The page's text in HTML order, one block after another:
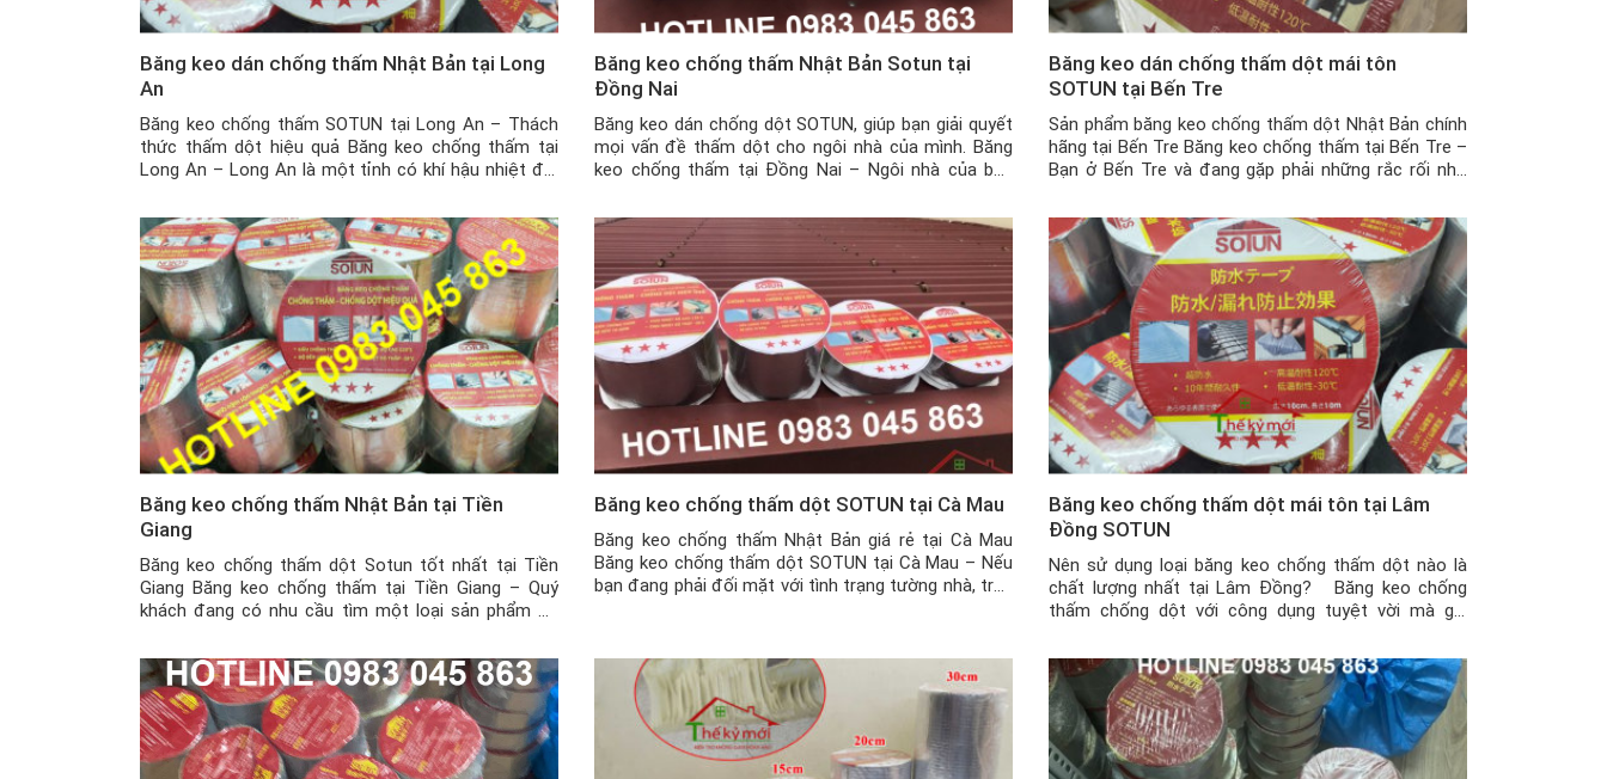
Băng keo dán chống thấm Nhật Bản tại Long
An
Băng keo chống thấm SOTUN tại Long An – Thách
thức thấm dột hiệu quả Băng keo chống thấm tại
Long An – Long An là một tỉnh có khí hậu nhiệt đới
biệt là trong mùa mưa, với những ngôi nhà đã […]
Băng keo chống thấm Nhật Bản Sotun tại
Đồng Nai
Băng keo dán chống dột SOTUN, giúp bạn giải quyết
mọi vấn đề thấm dột cho ngôi nhà của mình. Băng
keo chống thấm tại Đồng Nai – Ngôi nhà của bạn
nhà, mái tôn có những vết thủng nhỏ hay khe hở […]
Băng keo dán chống thấm dột mái tôn
SOTUN tại Bến Tre
Sản phẩm băng keo chống thấm dột Nhật Bản chính
hãng tại Bến Tre Băng keo chống thấm tại Bến Tre –
Bạn ở Bến Tre và đang gặp phải những rắc rối như
hại, ẩm mốc nhà cửa khi trời mưa kéo dài, […]
Băng keo chống thấm Nhật Bản tại Tiền
Giang
Băng keo chống thấm dột Sotun tốt nhất tại Tiền
Giang Băng keo chống thấm tại Tiền Giang – Quý
khách đang có nhu cầu tìm một loại sản phẩm có
tường xi măng, mái tôn hay đường ống nước, … thì
không […]
Băng keo chống thấm dột SOTUN tại Cà Mau
Băng keo chống thấm Nhật Bản giá rẻ tại Cà Mau
Băng keo chống thấm dột SOTUN tại Cà Mau – Nếu
bạn đang phải đối mặt với tình trạng tường nhà, trần
Băng keo chống thấm dột mái tôn tại Lâm
Đồng SOTUN
Nên sử dụng loại băng keo chống thấm dột nào là
chất lượng nhất tại Lâm Đồng? Băng keo chống
thấm chống dột với công dụng tuyệt vời mà giá
hữu ích cho các ngôi nhà, kho hàng hay công xưởng.
Tuy […]